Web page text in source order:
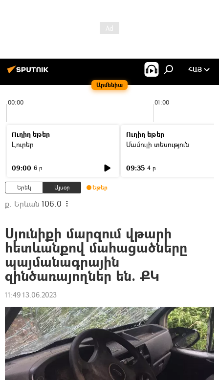
Արմենիա
ՀԱՅ
00:00 01:00
Ուղիղ եթեր
Լուրեր
09:00 6 ր
Ուղիղ եթեր
Մամուլի տեսություն
09:35 4 ր
Երեկ Այսօր Եթեր
ք. Երևան 106.0
Սյունիքի մարզում վթարի
հետևանքով մահացածները
պայմանագրային
զինծառայողներ են. ՔԿ
11:49 13.06.2023